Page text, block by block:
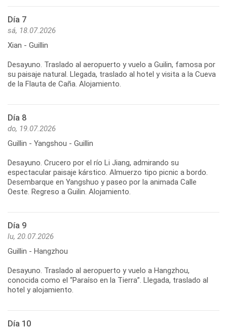
Día 7
sá, 18.07.2026
Xian - Guillin
Desayuno. Traslado al aeropuerto y vuelo a Guilin, famosa por
su paisaje natural. Llegada, traslado al hotel y visita a la Cueva
Día 8
do, 19.07.2026
Guillin - Yangshou - Guillin
Desayuno. Crucero por el río Li Jiang, admirando su
espectacular paisaje kárstico. Almuerzo tipo picnic a bordo.
Desembarque en Yangshuo y paseo por la animada Calle
Día 9
lu, 20.07.2026
Guillin - Hangzhou
Desayuno. Traslado al aeropuerto y vuelo a Hangzhou,
conocida como el “Paraíso en la Tierra”. Llegada, traslado al
Día 10